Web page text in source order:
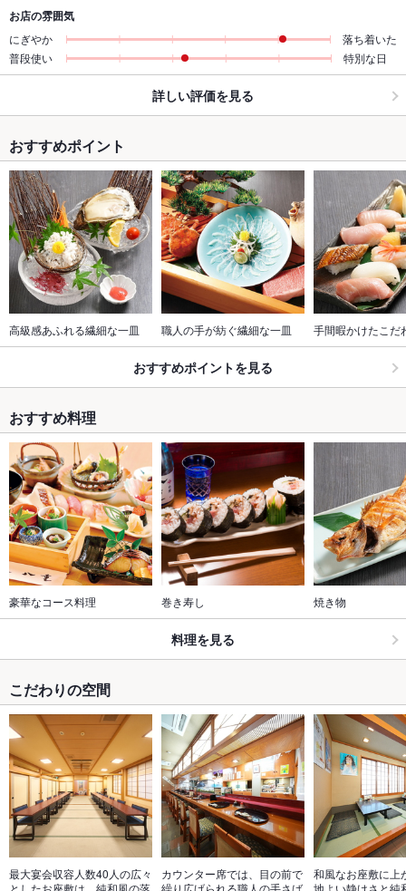
お店の雰囲気
にぎやか
落ち着いた
普段使い
特別な日
詳しい評価を見る
おすすめポイント
高級感あふれる繊細な一皿 職人の手が紡ぐ繊細な一皿 手間暇かけたこだ
おすすめポイントを見る
おすすめ料理
豪華なコース料理 巻き寿し 焼き物
料理を見る
こだわりの空間
最大宴会収容人数40人の広々
としたお座敷は、純和風の落
カウンター席では、目の前で
繰り広げられる職人の手さば
和風なお座敷に上
地よい静けさと純